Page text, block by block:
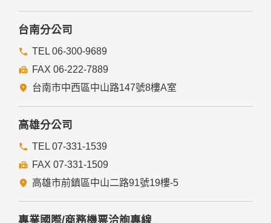
台南分公司
TEL 06-300-9689
FAX 06-222-7889
台南市中西區中山路147號8樓A室
高雄分公司
TEL 07-331-1539
FAX 07-331-1509
高雄市前鎮區中山二路91號19樓-5
專業國際/商務機票洽詢專線